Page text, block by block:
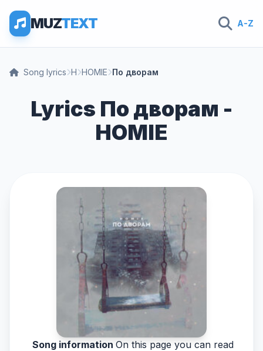
MUZTEXT A-Z
Song lyrics H HOMIE По дворам
Lyrics По дворам -
HOMIE
Song information On this page you can read